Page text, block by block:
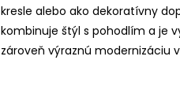
kresle alebo ako dekoratívny
kombinuje štýl s pohodlím a je
zároveň výraznú modernizáciu